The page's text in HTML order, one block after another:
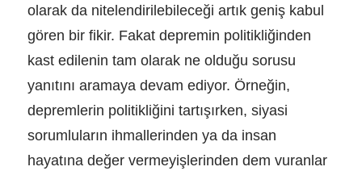
olarak da nitelendirilebileceği artık geniş kabul
gören bir fikir. Fakat depremin politikliğinden
kast edilenin tam olarak ne olduğu sorusu
yanıtını aramaya devam ediyor. Örneğin,
depremlerin politikliğini tartışırken, siyasi
sorumluların ihmallerinden ya da insan
hayatına değer vermeyişlerinden dem vuranlar